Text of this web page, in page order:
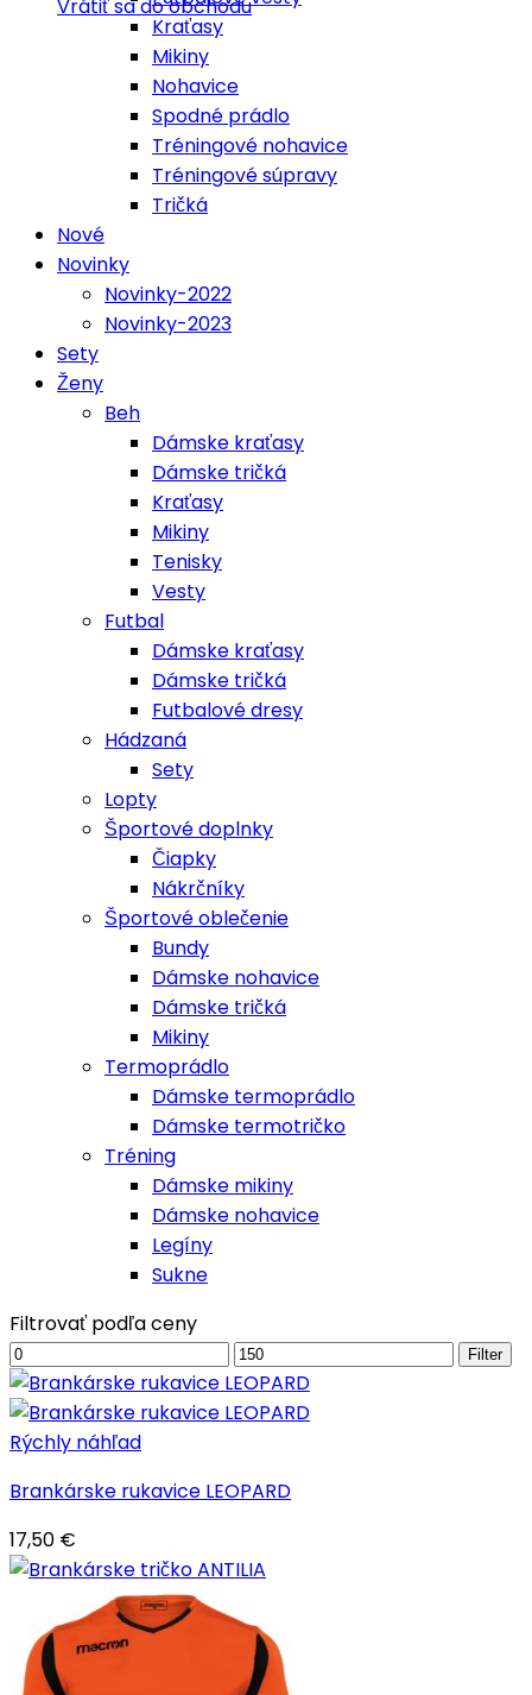
Vrátiť sa do obchodu
Kraťasy
Mikiny
Nohavice
Spodné prádlo
Tréningové nohavice
Tréningové súpravy
Tričká
Nové
Novinky
Novinky-2022
Novinky-2023
Sety
Ženy
Beh
Dámske kraťasy
Dámske tričká
Kraťasy
Mikiny
Tenisky
Vesty
Futbal
Dámske kraťasy
Dámske tričká
Futbalové dresy
Hádzaná
Sety
Lopty
Športové doplnky
Čiapky
Nákrčníky
Športové oblečenie
Bundy
Dámske nohavice
Dámske tričká
Mikiny
Termoprádlo
Dámske termoprádlo
Dámske termotričko
Tréning
Dámske mikiny
Dámske nohavice
Legíny
Sukne
Filtrovať podľa ceny
Minimálna
cena
Maximálna
cena
Filter
Rýchly náhľad
Brankárske rukavice LEOPARD
17,50 €